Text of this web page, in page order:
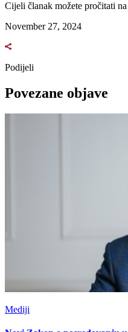
Cijeli članak možete pročitati
November 27, 2024
Podijeli
Povezane objave
Mediji